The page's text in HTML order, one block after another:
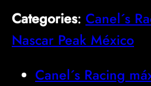
Categories: Canel´s
Nascar Peak México
Canel´s Racing